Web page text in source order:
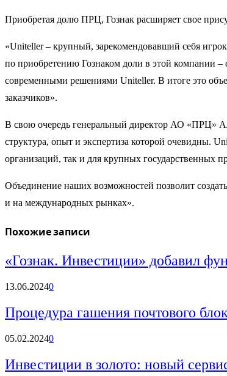
Приобретая долю ПРЦ, Гознак расширяет свое
«Uniteller – крупный, зарекомендовавший себя
по приобретению Гознаком доли в этой компании –
современными решениями Uniteller. В итоге это
заказчиков».
В свою очередь генеральный директор АО «ПРЦ»
структура, опыт и экспертиза которой очевидны.
организаций, так и для крупных государственных
Объединение наших возможностей позволит
и на международных рынках».
Похожие записи
«Гознак. Инвестиции» добавил
13.06.20240
Процедура гашения почтового
05.02.20240
Инвестиции в золото: новый